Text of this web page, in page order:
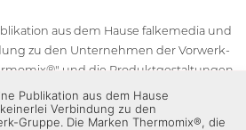
aus dem Hause falkemedia und
zu den Unternehmen der Vorwerk-
und die Produktgestaltungen
Marken der Unternehmen
Thermomix®, die Zeichen TM5®,
Publikation aus dem Hause
Verbindung zu den
Gruppe. Die Marken Thermomix®, die